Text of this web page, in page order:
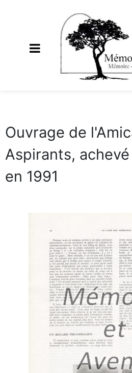
Ouvrage de
Aspirants,
en 1991